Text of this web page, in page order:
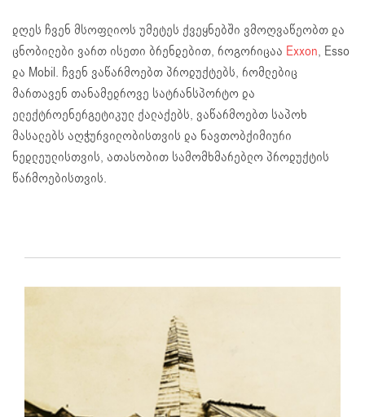
დღეს ჩვენ მსოფლიოს უმეტეს ქვეყნებში ვმოღვაწეობთ და
ცნობილები ვართ ისეთი ბრენდებით, როგორიცაა Exxon, Esso
და Mobil. ჩვენ ვაწარმოებთ პროდუქტებს, რომლებიც
მართავენ თანამედროვე სატრანსპორტო და
ელექტროენერგეტიკულ ქალაქებს, ვაწარმოებთ საპოხ
მასალებს აღჭურვილობისთვის და ნავთობქიმიური
ნედლეულისთვის, ათასობით სამომხმარებლო პროდუქტის
წარმოებისთვის.